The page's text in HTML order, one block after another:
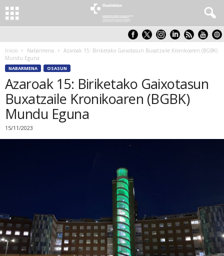
Inicio Nabarmena
Azaroak 15: Biriketako Gaixotasun Buxatzaile Kronikoaren (BGBK)
Mundu Eguna
NABARMENA OSASUN
Azaroak 15: Biriketako Gaixotasun
Buxatzaile Kronikoaren (BGBK)
Mundu Eguna
15/11/2023